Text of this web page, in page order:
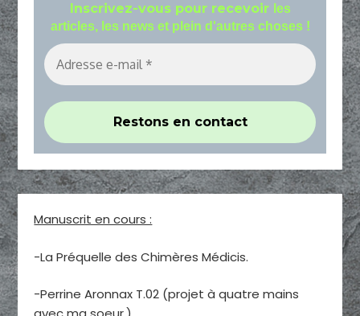
Inscrivez-vous pour recevoir les
articles, les news et plein d'autres choses !
Manuscrit en cours :
-La Préquelle des Chimères Médicis.
-Perrine Aronnax T.02 (projet à quatre mains